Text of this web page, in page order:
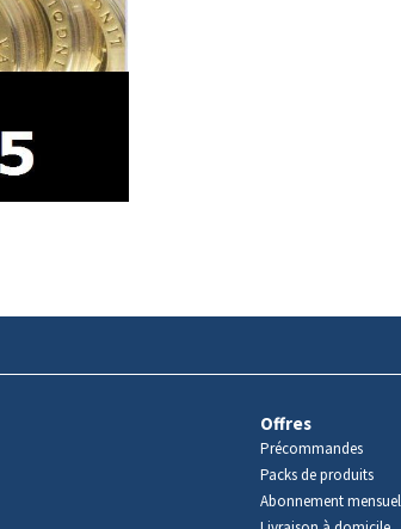
Offres
Précommandes
Packs de produits
Abonnement mensuel